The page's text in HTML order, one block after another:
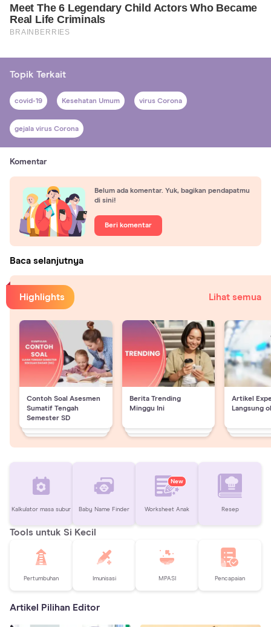
Topik Terkait
covid-19 Kesehatan Umum virus Corona
gejala virus Corona
Komentar
Belum ada komentar. Yuk, bagikan pendapatmu
di sini!
Beri komentar
Baca selanjutnya
Highlights Lihat semua
Contoh Soal Asesmen
Sumatif Tengah
Semester SD
Berita Trending
Minggu Ini
Artikel
Langsung
Kalkulator masa subur Baby Name Finder
New
Worksheet Anak Resep
Tools untuk Si Kecil
Pertumbuhan Imunisasi MPASI Pencapaian
Artikel Pilihan Editor